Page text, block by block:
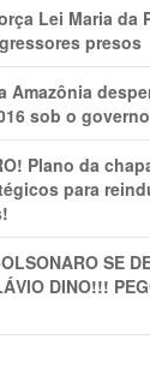
Lei Maria da
presos
Amazônia
sob o
Plano da
para
SE
DINO!!!